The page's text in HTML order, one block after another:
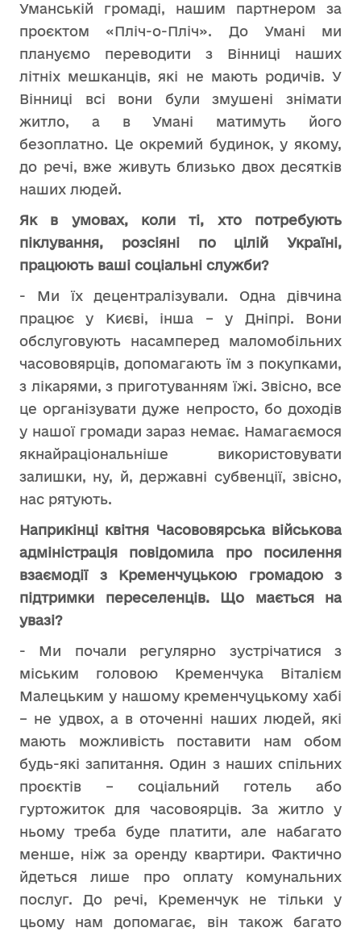
Уманській громаді, нашим партнером за
проєктом «Пліч-о-Пліч». До Умані ми
плануємо переводити з Вінниці наших
літніх мешканців, які не мають родичів. У
Вінниці всі вони були змушені знімати
житло, а в Умані матимуть його
безоплатно. Це окремий будинок, у якому,
до речі, вже живуть близько двох десятків
наших людей.
Як в умовах, коли ті, хто потребують
піклування, розсіяні по цілій Україні,
працюють ваші соціальні служби?
- Ми їх децентралізували. Одна дівчина
працює у Києві, інша – у Дніпрі. Вони
обслуговують насамперед маломобільних
часововярців, допомагають їм з покупками,
з лікарями, з приготуванням їжі. Звісно, все
це організувати дуже непросто, бо доходів
у нашої громади зараз немає. Намагаємося
якнайраціональніше використовувати
залишки, ну, й, державні субвенції, звісно,
нас рятують.
Наприкінці квітня Часововярська військова
адміністрація повідомила про посилення
взаємодії з Кременчуцькою громадою з
підтримки переселенців. Що мається на
увазі?
- Ми почали регулярно зустрічатися з
міським головою Кременчука Віталієм
Малецьким у нашому кременчуцькому хабі
– не удвох, а в оточенні наших людей, які
мають можливість поставити нам обом
будь-які запитання. Один з наших спільних
проєктів – соціальний готель або
гуртожиток для часовоярців. За житло у
ньому треба буде платити, але набагато
менше, ніж за оренду квартири. Фактично
йдеться лише про оплату комунальних
послуг. До речі, Кременчук не тільки у
цьому нам допомагає, він також багато